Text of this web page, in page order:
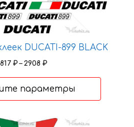
DUCATI-899 BLACK
₽ – 2908 ₽Диапазон
–
параметры